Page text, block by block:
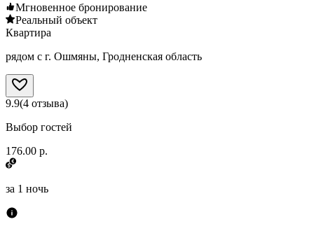
Мгновенное бронирование
Реальный объект
Квартира
рядом с г. Ошмяны, Гродненская область
9.9(4 отзыва)
Выбор гостей
176.00 р.
за 1 ночь